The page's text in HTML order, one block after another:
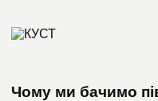
Чому ми бачимо